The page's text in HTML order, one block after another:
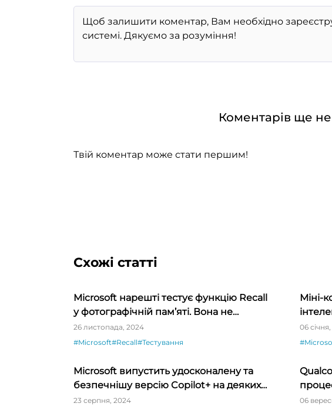
Коментарів ще
Твій коментар може стати першим!
Схожі статті
Microsoft нарешті тестує функцію Recall
у фотографічній пам’яті. Вона не
ідеальна
26 листопада, 2024
#Microsoft#Recall#Тестування
Міні-
06
Microsoft випустить удосконалену та
безпечнішу версію Copilot+ на деяких
ПК у жовтні
23 серпня, 2024
з ШІ
06